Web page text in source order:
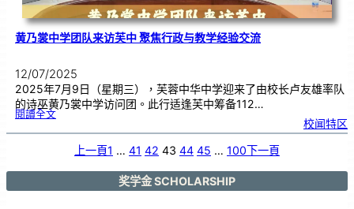
黄乃裳中学团队来访芙中 聚焦行政与教学经验交流
12/07/2025
2025年7月9日（星期三），芙蓉中华中学迎来了由校长卢友雄率队
的诗巫黄乃裳中学访问团。此行适逢芙中筹备112…
閱讀全文:黄
中
中
行
校闻特区
上一頁1 … 41 42 43 44 45 … 100下一頁
奖学金 SCHOLARSHIP